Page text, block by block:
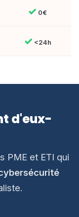
✓ 0€
✓ <24h
d'eux-
PME et ETI qui